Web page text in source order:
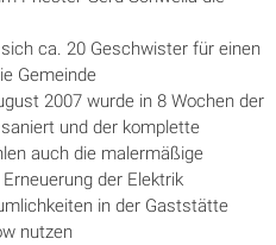
ca. 20 Geschwister für einen
Gemeinde
2007 wurde in 8 Wochen der
und der komplette
auch die malermäßige
der Elektrik
in der Gaststätte
nutzen